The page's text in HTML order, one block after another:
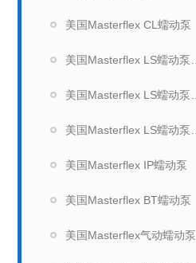
美国Masterflex CL蠕动泵
美国Masterflex IP蠕动泵
美国Masterflex BT蠕动泵
美国Masterflex气动蠕动泵